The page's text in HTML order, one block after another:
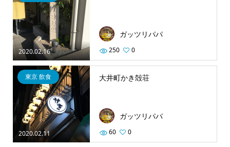
2020.02.16
ガッツリパパ
250 0
2020.02.11
東京 飲食 大井町かき殻荘
ガッツリパパ
60 0